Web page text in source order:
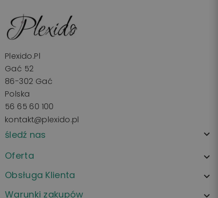
Plexido.pl
Gać 52
86-302 Gać
Polska
56 65 60 100
kontakt@plexido.pl
śledź nas 
Oferta 
Obsługa Klienta 
Warunki zakupów